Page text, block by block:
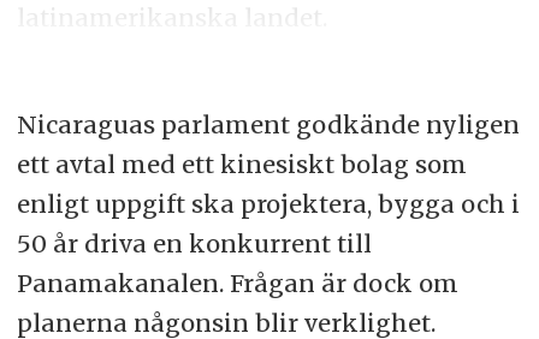
latinamerikanska landet.
Nicaraguas parlament godkände nyligen
ett avtal med ett kinesiskt bolag som
enligt uppgift ska projektera, bygga och i
50 år driva en konkurrent till
Panamakanalen. Frågan är dock om
planerna någonsin blir verklighet.